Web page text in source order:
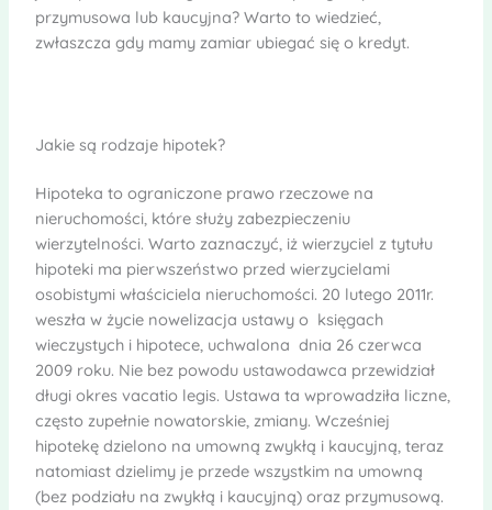
przymusowa lub kaucyjna? Warto to wiedzieć,
zwłaszcza gdy mamy zamiar ubiegać się o kredyt.
Jakie są rodzaje hipotek?
Hipoteka to ograniczone prawo rzeczowe na
nieruchomości, które służy zabezpieczeniu
wierzytelności. Warto zaznaczyć, iż wierzyciel z tytułu
hipoteki ma pierwszeństwo przed wierzycielami
osobistymi właściciela nieruchomości. 20 lutego 2011r.
weszła w życie nowelizacja ustawy o księgach
wieczystych i hipotece, uchwalona dnia 26 czerwca
2009 roku. Nie bez powodu ustawodawca przewidział
długi okres vacatio legis. Ustawa ta wprowadziła liczne,
często zupełnie nowatorskie, zmiany. Wcześniej
hipotekę dzielono na umowną zwykłą i kaucyjną, teraz
natomiast dzielimy je przede wszystkim na umowną
(bez podziału na zwykłą i kaucyjną) oraz przymusową.